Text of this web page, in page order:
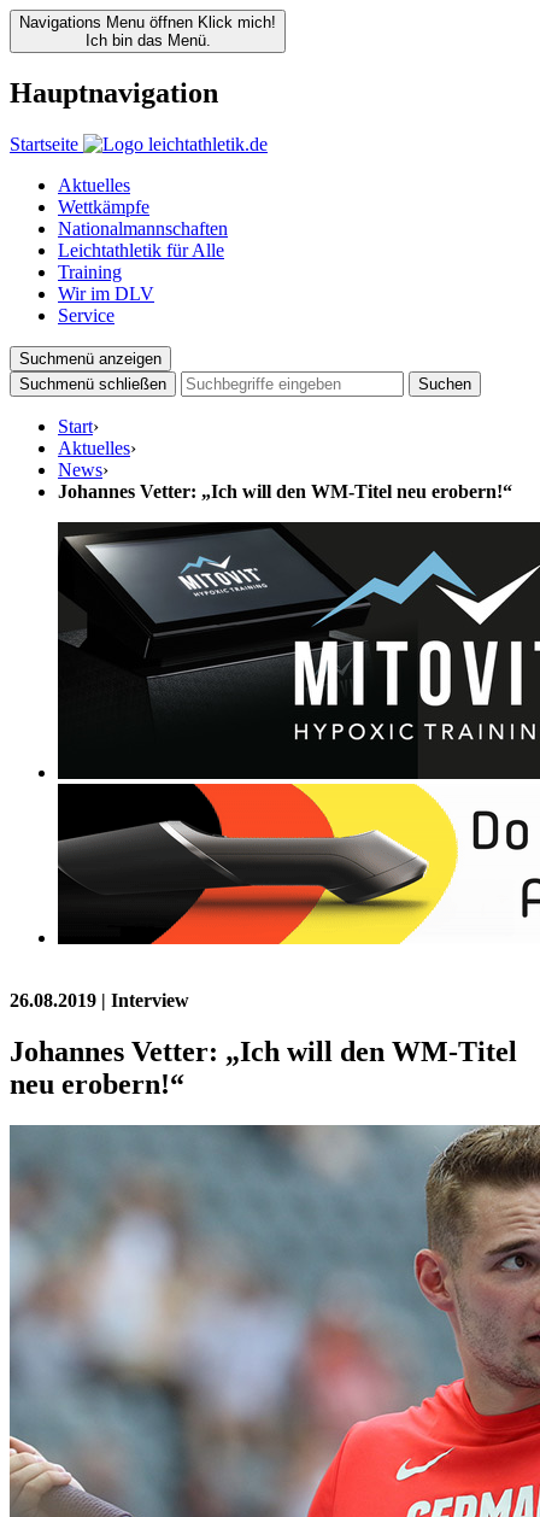
Navigations Menu öffnen Klick mich!
Ich bin das Menü.
Hauptnavigation
Startseite
Aktuelles
Wettkämpfe
Nationalmannschaften
Leichtathletik für Alle
Training
Wir im DLV
Service
Suchmenü anzeigen
Suchmenü schließen
Suchen
Start›
Aktuelles›
News›
Johannes Vetter: „Ich will den WM-Titel neu erobern!“
26.08.2019 | Interview
Johannes Vetter: „Ich will den WM-Titel
neu erobern!“